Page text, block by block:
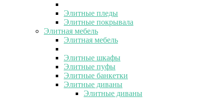
Элитные пледы
Элитные покрывала
Элитная мебель
Элитная мебель
Элитные шкафы
Элитные пуфы
Элитные банкетки
Элитные диваны
Элитные диваны